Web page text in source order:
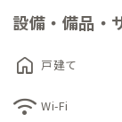
隣接していない間
各個室は、長期滞
されております
も快適に行えそう
設備・備品・
home 戸建て
wifi Wi-Fi